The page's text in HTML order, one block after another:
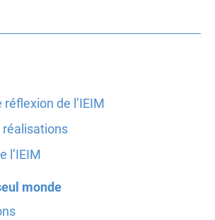
réflexion de l’IEIM
réalisations
l’IEIM
monde